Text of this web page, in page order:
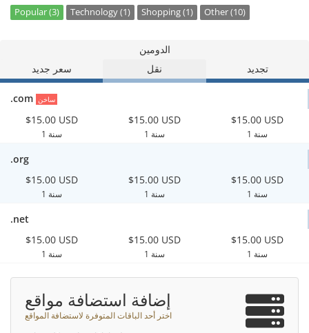
Popular (3) Technology (1) Shopping (1) Other (10)
الدومين
سعر جديد
نقل تجديد
.com ساخن
$15.00 USD
1 سنة
$15.00 USD
1 سنة
$15.00 USD
1 سنة
.org
$15.00 USD
1 سنة
$15.00 USD
1 سنة
$15.00 USD
1 سنة
.net
$15.00 USD
1 سنة
$15.00 USD
1 سنة
$15.00 USD
1 سنة
إضافة استضافة مواقع
اختر أحد الباقات المتوفرة لاستضافة المواقع